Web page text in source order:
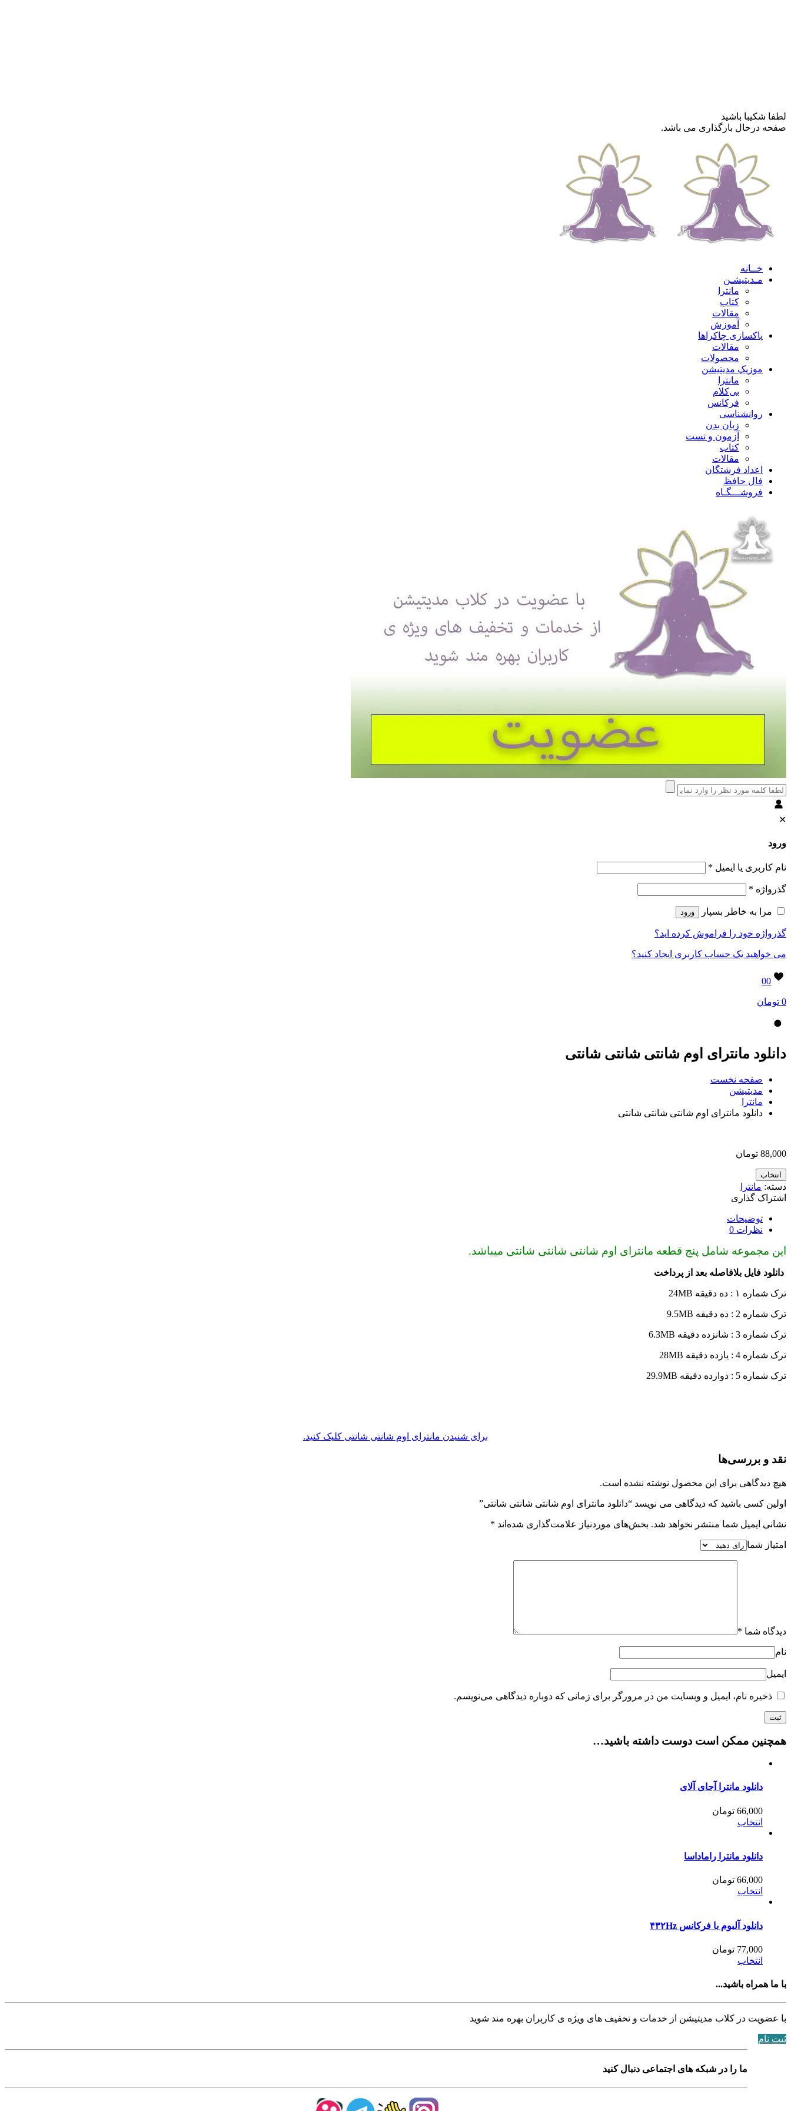
لطفا شکیبا باشید
صفحه درحال بارگذاری می باشد.
خــانه
مـدیتیشـن
مانترا
کتاب
مقالات
آموزش
پاکسازی چاکراها
مقالات
محصولات
موزیکِ مدیتیشن
مانترا
بی‌کلام
فرکانس
روانشناسی
زبان بدن
آزمون و تست
کتاب
مقالات
اعداد فرشتگان
فال حافظ
فروشـــگـاه
✕
ورود
نام کاربری یا ایمیل *
گذرواژه *
مرا به خاطر بسپار ورود
گذرواژه خود را فراموش کرده اید؟
می خواهید یک حساب کاربری ایجاد کنید؟
00
0 تومان
دانلود مانترای اوم شانتی شانتی شانتی
صفحه نخست
مدیتیشن
مانترا
دانلود مانترای اوم شانتی شانتی شانتی
88,000 تومان
انتخاب
دسته: مانترا
اشتراک گذاری
توضیحات
نظرات 0
این مجموعه شامل پنج قطعه مانترای اوم شانتی شانتی شانتی میباشد.
دانلود فایل بلافاصله بعد از پرداخت
ترک شماره ۱ : ده دقیقه 24MB
ترک شماره 2 : ده دقیقه 9.5MB
ترک شماره 3 : شانزده دقیقه 6.3MB
ترک شماره 4 : یازده دقیقه 28MB
ترک شماره 5 : دوازده دقیقه 29.9MB
برای شنیدن مانترای اوم شانتی شانتی کلیک کنید.
نقد و بررسی‌ها
هیچ دیدگاهی برای این محصول نوشته نشده است.
اولین کسی باشید که دیدگاهی می نویسد “دانلود مانترای اوم شانتی شانتی شانتی”
نشانی ایمیل شما منتشر نخواهد شد. بخش‌های موردنیاز علامت‌گذاری شده‌اند *
امتیاز شما
دیدگاه شما *
نام
ایمیل
ذخیره نام، ایمیل و وبسایت من در مرورگر برای زمانی که دوباره دیدگاهی می‌نویسم.
همچنین ممکن است دوست داشته باشید…
دانلود مانترا آجای آلای
66,000 تومان
انتخاب
دانلود مانترا راماداسا
66,000 تومان
انتخاب
دانلود آلبوم با فرکانس ۴۳۲Hz
77,000 تومان
انتخاب
با ما همراه باشید...
با عضويت در کلاب مدیتیشن از خدمات و تخفيف های ويژه ى كاربران بهره مند شوید
ثبت نام
ما را در شبکه های اجتماعی دنبال کنید